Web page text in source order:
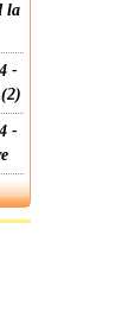
la
-
-